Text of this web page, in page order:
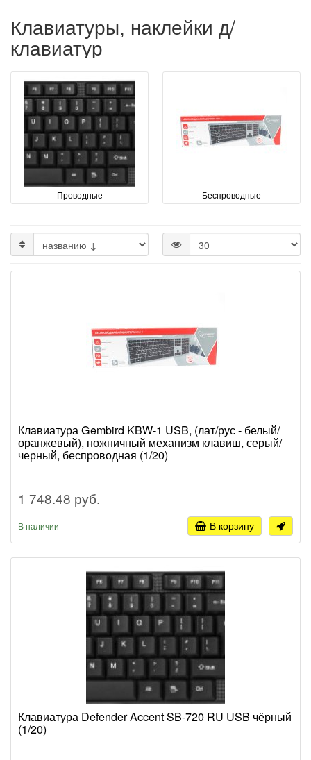
Клавиатуры, наклейки д/
клавиатур
Проводные Беспроводные
Клавиатура Gembird KBW-1 USB, (лат/рус - белый/
оранжевый), ножничный механизм клавиш, серый/
черный, беспроводная (1/20)
1 748.48 руб.
В наличии В корзину
Клавиатура Defender Accent SB-720 RU USB чёрный
(1/20)